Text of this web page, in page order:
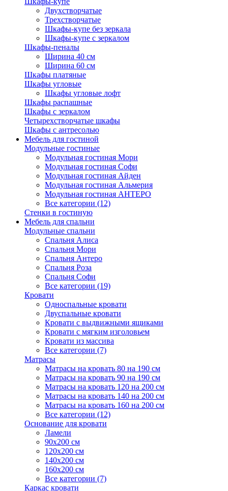
Двухстворчатые
Трехстворчатые
Шкафы-купе без зеркала
Шкафы-купе с зеркалом
Шкафы-пеналы
Ширина 40 см
Ширина 60 см
Шкафы платяные
Шкафы угловые
Шкафы угловые лофт
Шкафы распашные
Шкафы с зеркалом
Четырехстворчатые шкафы
Шкафы с антресолью
Мебель для гостиной
Модульные гостиные
Модульная гостиная Мори
Модульная гостиная Софи
Модульная гостиная Айден
Модульная гостиная Альмерия
Модульная гостиная АНТЕРО
Все категории (12)
Стенки в гостиную
Мебель для спальни
Модульные спальни
Спальня Алиса
Спальня Мори
Спальня Антеро
Спальня Роза
Спальня Софи
Все категории (19)
Кровати
Односпальные кровати
Двуспальные кровати
Кровати с выдвижными ящиками
Кровати с мягким изголовьем
Кровати из массива
Все категории (7)
Матрасы
Матрасы на кровать 80 на 190 см
Матрасы на кровать 90 на 190 см
Матрасы на кровать 120 на 200 см
Матрасы на кровать 140 на 200 см
Матрасы на кровать 160 на 200 см
Все категории (12)
Основание для кровати
Ламели
90х200 см
120х200 см
140х200 см
160х200 см
Все категории (7)
Каркас кровати